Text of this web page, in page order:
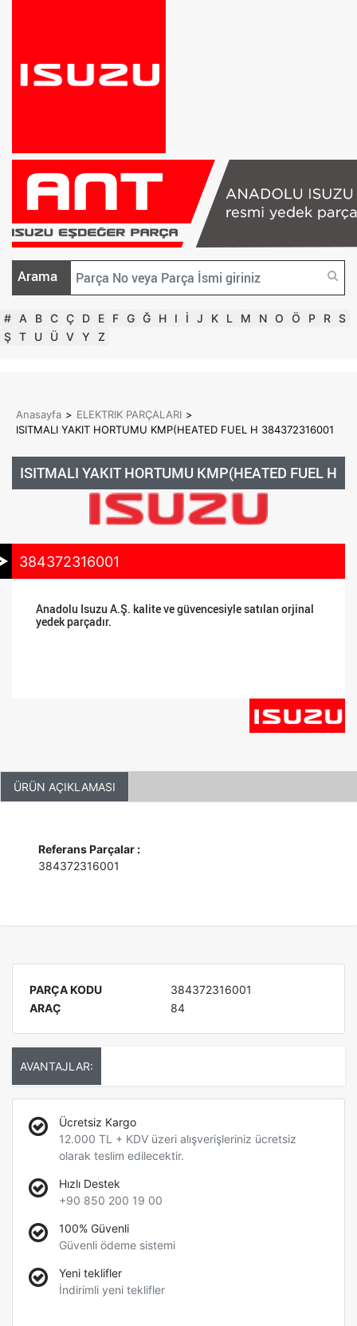
Arama
# A B C Ç D E F G Ğ H I İ J K L M N O Ö P R S
Ş T U Ü V Y Z
Anasayfa > ELEKTRIK PARÇALARI >
ISITMALI YAKIT HORTUMU KMP(HEATED FUEL H 384372316001
ISITMALI YAKIT HORTUMU KMP(HEATED FUEL H
384372316001
Anadolu Isuzu A.Ş. kalite ve güvencesiyle satılan orjinal
yedek parçadır.
ÜRÜN AÇIKLAMASI
Referans Parçalar :
384372316001
PARÇA KODU
384372316001
ARAÇ
84
AVANTAJLAR:
Ücretsiz Kargo
12.000 TL + KDV üzeri alışverişleriniz ücretsiz
olarak teslim edilecektir.
Hızlı Destek
+90 850 200 19 00
100% Güvenli
Güvenli ödeme sistemi
Yeni teklifler
İndirimli yeni teklifler